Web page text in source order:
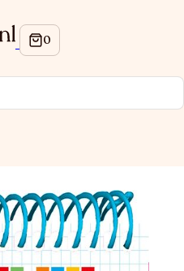
acties?
en ontvang